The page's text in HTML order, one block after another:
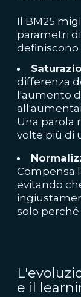
Il BM25
parametri
definiscono
differenza
l'aumento
Una parola
volte più di
Compensa
evitando
solo
e il